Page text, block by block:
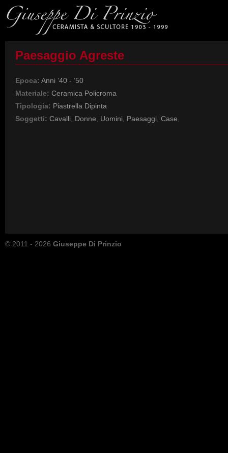
Paesaggio Agreste
Epoca: Anni ’40 - ’50
Materiale: Ceramica Policroma
Tipologia: Piastrella Dipinta
Soggetti: Cavalli Donne Uomini Paesaggi Case
© 2011 - 2026 Giuseppe Di Prinzio